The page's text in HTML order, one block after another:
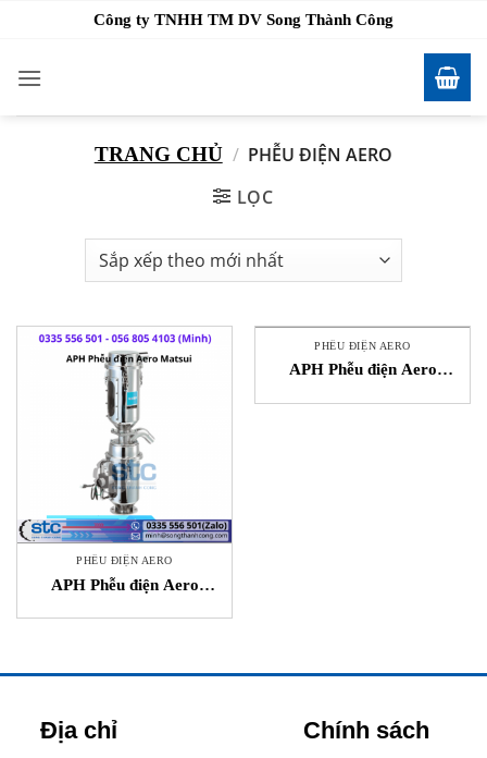
nội
dung
Công ty TNHH TM DV Song Thành Công
TRANG CHỦ / PHỄU ĐIỆN AERO
LỌC
PHỄU ĐIỆN AERO
APH Phễu điện Aero
PHỄU ĐIỆN AERO
APH Phễu điện Aero
Địa chỉ
Chính sách